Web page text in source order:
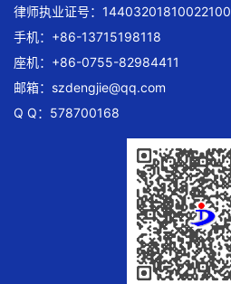
律师执业证号：14403201810022100
手机：+86-13715198118
座机：+86-0755-82984411
邮箱： szdengjie@qq.com
Q Q：578700168